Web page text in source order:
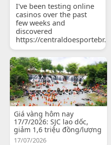
I've been testing online
casinos over the past
few weeks and
discovered
https://
Giá vàng hôm nay
17/7/2026: SJC lao dốc,
giảm 1,6 triệu đồng/lượng
17/07/2026